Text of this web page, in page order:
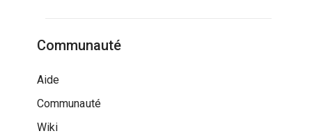
Communauté
Aide
Communauté
Wiki